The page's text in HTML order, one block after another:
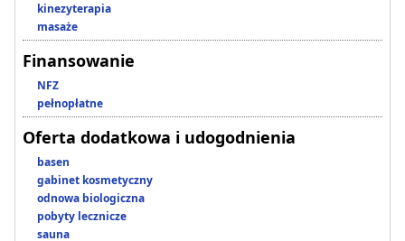
kinezyterapia
masaże
Finansowanie
NFZ
pełnopłatne
Oferta dodatkowa i udogodnienia
basen
gabinet kosmetyczny
odnowa biologiczna
pobyty lecznicze
sauna